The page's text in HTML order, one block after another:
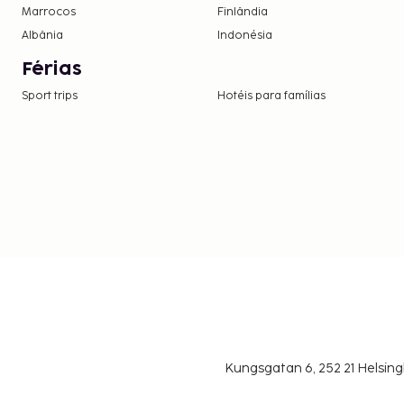
Marrocos
Finlândia
Albânia
Indonésia
Férias
Sport trips Hotéis para famílias
Kungsgatan 6, 252 21